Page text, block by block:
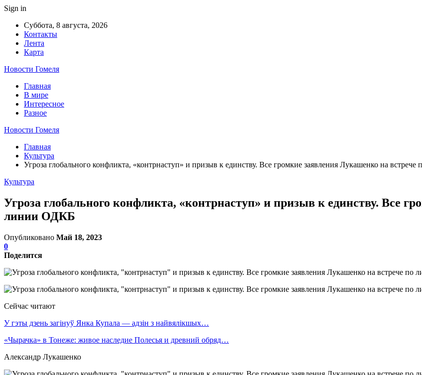
Sign in
Суббота, 8 августа, 2026
Контакты
Лента
Карта
Новости Гомеля
Главная
В мире
Интересное
Разное
Новости Гомеля
Главная
Культура
Угроза глобального конфликта, «контрнаступ» и призыв к единству. Все громкие заявления Лукашенко на
Культура
Угроза глобального конфликта, «контрнаступ» и призыв к единству. Все
линии ОДКБ
Опубликовано Май 18, 2023
0
Поделится
Сейчас читают
У гэты дзень загінуў Янка Купала — адзін з найвялікшых…
«Чырачка» в Тонеже: живое наследие Полесья и древний обряд…
Александр Лукашенко